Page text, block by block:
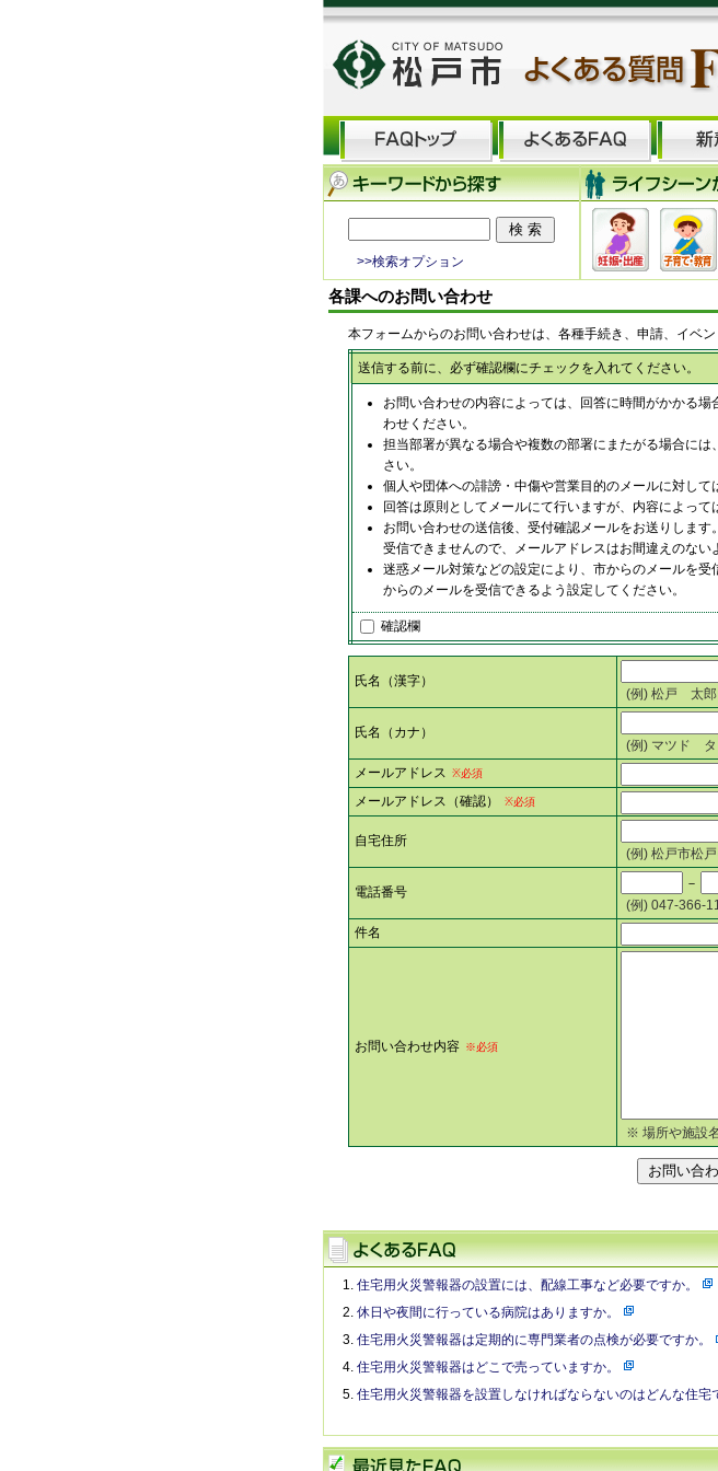
>>検索オプション
各課へのお問い合わせ
本フォームからのお問い合わせは、各種手続き、申請、イベ
送信する前に、必ず確認欄にチェックを入れてください。
お問い合わせの内容によっては、回答に時間がかかる
わせください。
担当部署が異なる場合や複数の部署にまたがる場合に
さい。
個人や団体への誹謗・中傷や営業目的のメールに対して
回答は原則としてメールにて行いますが、内容によって
お問い合わせの送信後、受付確認メールをお送りしま
受信できませんので、メールアドレスはお間違えのない
迷惑メール対策などの設定により、市からのメールを
からのメールを受信できるよう設定してください。
確認欄
氏名（漢字）
(例) 松戸 太郎
氏名（カナ）
(例) マツド タ
メールアドレス ※必須
メールアドレス（確認） ※必須
自宅住所
(例) 松戸市松
電話番号
－
(例) 047-366-
件名
お問い合わせ内容 ※必須
※ 場所や施設
住宅用火災警報器の設置には、配線工事など必要ですか。
休日や夜間に行っている病院はありますか。
住宅用火災警報器は定期的に専門業者の点検が必要ですか。
住宅用火災警報器はどこで売っていますか。
住宅用火災警報器を設置しなければならないのはどんな住